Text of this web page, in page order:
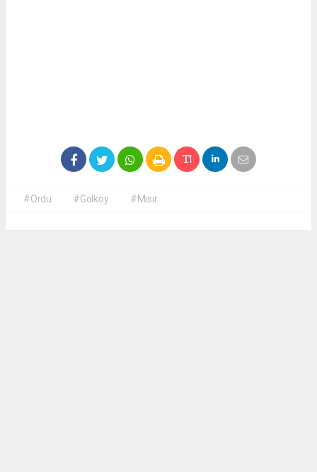
#Ordu #Gölköy #Mısır